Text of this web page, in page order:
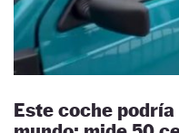
Este coche